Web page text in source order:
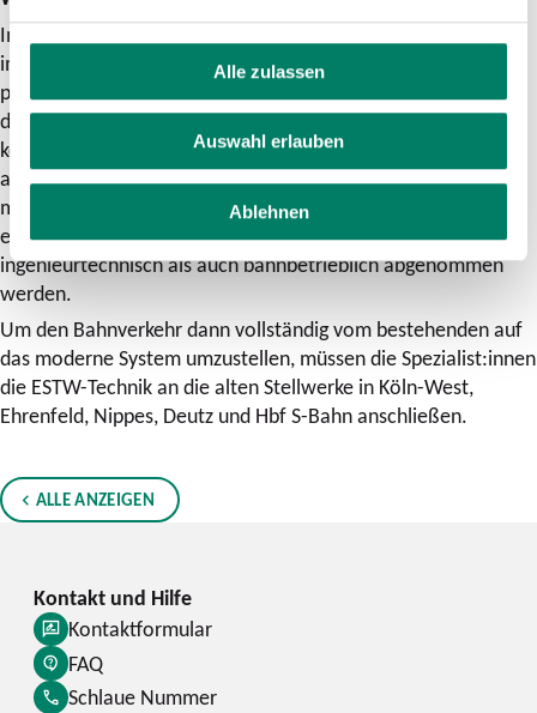
Alle zulassen
Auswahl erlauben
Ablehnen
Im Eisenbahnknoten Köln sind täglich über 1.300 Zugfahrten
im Fern- und Regionalverkehr unterwegs. Diese Züge
passieren auf ihrem Weg unzählige Weichen und Signale. All
das stellt die DB mit dem ESTW in der 2. Baustufe technisch
komplett auf neue Füße. Alle installierten Anlagen, darunter
allein 176 neue Signale und 11 Signalbrücken/-ausleger,
müssen für die Inbetriebnahme zunächst aufwändig
eingemessen, in Betrieb gesetzt und sowohl
ingenieurtechnisch als auch bahnbetrieblich abgenommen
werden.
Um den Bahnverkehr dann vollständig vom bestehenden auf
das moderne System umzustellen, müssen die Spezialist:innen
die ESTW-Technik an die alten Stellwerke in Köln-West,
Ehrenfeld, Nippes, Deutz und Hbf S-Bahn anschließen.
ALLE ANZEIGEN
Kontaktformular
FAQ
Schlaue Nummer